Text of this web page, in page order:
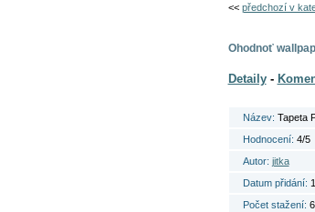
<< předchozí v
Ohodnoť
Detaily-
Název: Tapeta
Hodnocení: 4/5
Autor: jitka
Datum přidání:
Počet stažení: